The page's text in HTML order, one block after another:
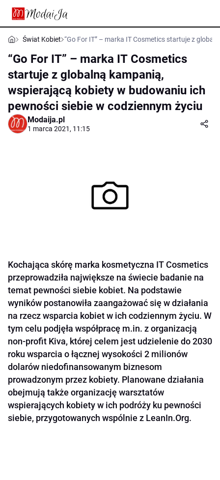
Świat Kobiet “Go For IT” – marka IT Cosmetics startuje z
“Go For IT” – marka IT Cosmetics
startuje z globalną kampanią,
wspierającą kobiety w budowaniu ich
pewności siebie w codziennym życiu
Modaija.pl
1 marca 2021, 11:15
Kochająca skórę marka kosmetyczna IT Cosmetics
przeprowadziła największe na świecie badanie na
temat pewności siebie kobiet. Na podstawie
wyników postanowiła zaangażować się w działania
na rzecz wsparcia kobiet w ich codziennym życiu. W
tym celu podjęła współpracę m.in. z organizacją
non-profit Kiva, której celem jest udzielenie do 2030
roku wsparcia o łącznej wysokości 2 milionów
dolarów niedofinansowanym biznesom
prowadzonym przez kobiety. Planowane działania
obejmują także organizację warsztatów
wspierających kobiety w ich podróży ku pewności
siebie, przygotowanych wspólnie z LeanIn.Org.